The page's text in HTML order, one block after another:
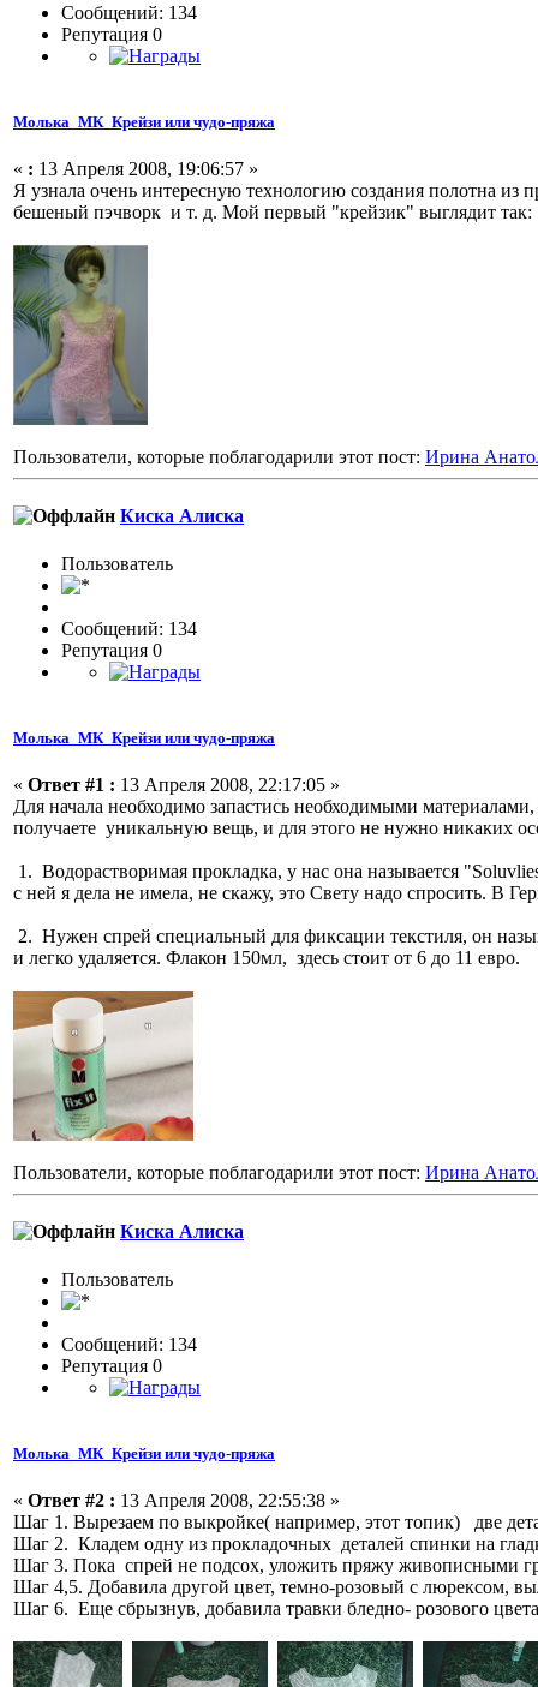
Сообщений: 134
Репутация 0
Молька_МК_Крейзи или чудо-пряжа
« : 13 Апреля 2008, 19:06:57 »
Я узнала очень интересную технологию создания полотна из
бешеный пэчворк и т. д. Мой первый "крейзик" выглядит так:
Пользователи, которые поблагодарили этот пост: Ирина
Киска Алиска
Пользовaтeль
Сообщений: 134
Репутация 0
Молька_МК_Крейзи или чудо-пряжа
« Ответ #1 : 13 Апреля 2008, 22:17:05 »
Для начала необходимо запастись необходимыми
получаете уникальную вещь, и для этого не нужно никаких
1. Водорастворимая прокладка, у нас она называется
с ней я дела не имела, не скажу, это Свету надо спросить. В
2. Нужен спрей специальный для фиксации текстиля, он
и легко удаляется. Флакон 150мл, здесь стоит от 6 до 11 евро.
Пользователи, которые поблагодарили этот пост: Ирина
Киска Алиска
Пользовaтeль
Сообщений: 134
Репутация 0
Молька_МК_Крейзи или чудо-пряжа
« Ответ #2 : 13 Апреля 2008, 22:55:38 »
Шаг 1. Вырезаем по выкройке( например, этот топик) две
Шаг 2. Кладем одну из прокладочных деталей спинки на
Шаг 3. Пока спрей не подсох, уложить пряжу живописными
Шаг 4,5. Добавила другой цвет, темно-розовый с люрексом,
Шаг 6. Еще сбрызнув, добавила травки бледно- розового цвета